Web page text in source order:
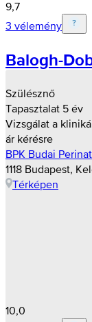
9,7
3 vélemény
Balogh-
Szülésznő
Tapasztalat 5 év
Vizsgálat a
ár kérésre
BPK Budai
1118 Budapest,
Térképen
10,0